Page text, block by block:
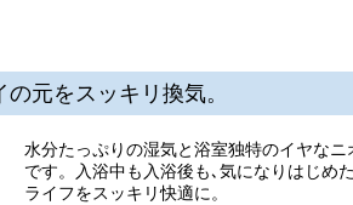
元をスッキリ換気。
水分たっぷりの湿気と浴室独特のイヤな
です。入浴中も入浴後も､気になりはじめ
ライフをスッキリ快適に。